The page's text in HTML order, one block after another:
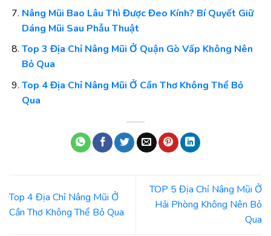
Nâng Mũi Bao Lâu Thì Được Đeo Kính? Bí Quyết Giữ
Dáng Mũi Sau Phẫu Thuật
Top 3 Địa Chỉ Nâng Mũi Ở Quận Gò Vấp Không Nên
Bỏ Qua
Top 4 Địa Chỉ Nâng Mũi Ở Cần Thơ Không Thể Bỏ
Qua
Top 4 Địa Chỉ Nâng Mũi Ở
Cần Thơ Không Thể Bỏ Qua
TOP 5 Địa Chỉ Nâng Mũi Ở
Hải Phòng Không Nên Bỏ
Qua